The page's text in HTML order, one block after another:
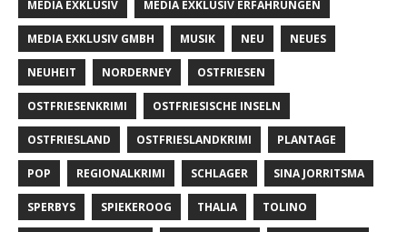
MEDIA EXKLUSIV MEDIA EXKLUSIV ERFAHRUNGEN
MEDIA EXKLUSIV GMBH MUSIK NEU NEUES
NEUHEIT NORDERNEY OSTFRIESEN
OSTFRIESENKRIMI OSTFRIESISCHE INSELN
OSTFRIESLAND OSTFRIESLANDKRIMI PLANTAGE
POP REGIONALKRIMI SCHLAGER SINA JORRITSMA
SPERBYS SPIEKEROOG THALIA TOLINO